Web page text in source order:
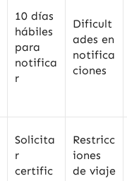
10 días
hábiles
para
notifica
r
Dificult
ades en
notifica
ciones
Solicita
r
certific
Restricc
iones
de viaje